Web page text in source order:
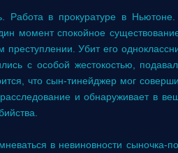
в прокуратуре в Ньютоне.
момент спокойное
Убит его
с особой жестокостью,
что сын-тинейджер мог
и обнаруживает в
в невиновности сыночка-